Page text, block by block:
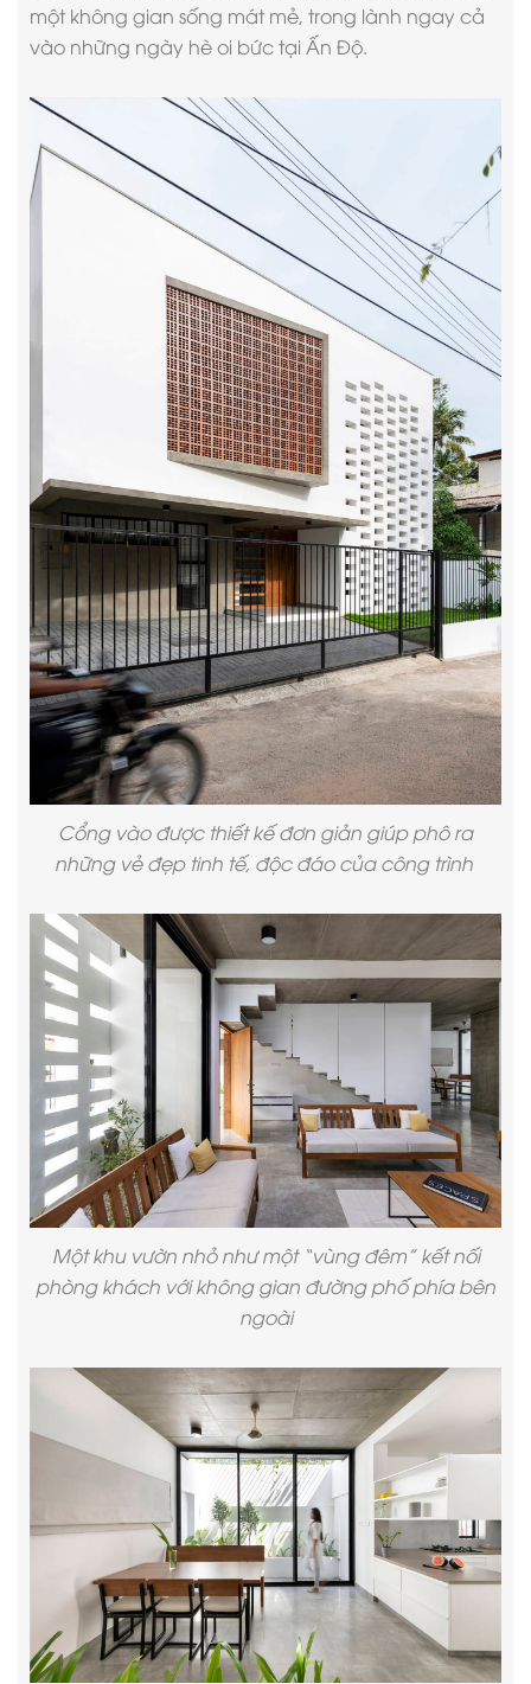
một không gian sống mát mẻ, trong lành ngay cả
vào những ngày hè oi bức tại Ấn Độ.
Cổng vào được thiết kế đơn giản giúp phô ra
những vẻ đẹp tinh tế, độc đáo của công trình
Một khu vườn nhỏ như một “vùng đêm” kết nối
phòng khách với không gian đường phố phía bên
ngoài